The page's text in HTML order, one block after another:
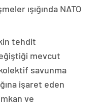
ışığında NATO
tehdit
mevcut
savunma
işaret eden
ve